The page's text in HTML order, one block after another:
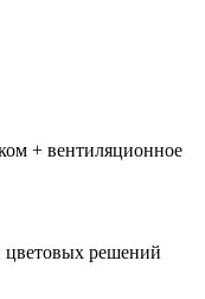
+ вентиляционное
цветовых решений